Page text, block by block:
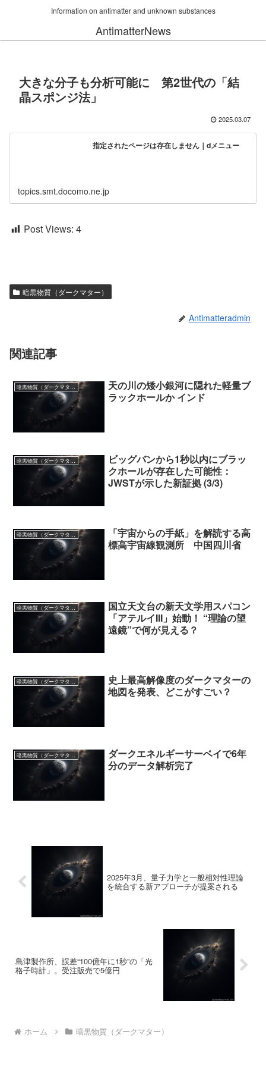
Information on antimatter and unknown substances
AntimatterNews
大きな分子も分析可能に 第2世代の「結
晶スポンジ法」
2025.03.07
指定されたページは存在しません｜dメニュー
topics.smt.docomo.ne.jp
Post Views: 4
暗黒物質（ダークマター）
Antimatteradmin
関連記事
暗黒物質（ダークマター）
天の川の矮小銀河に隠れた軽量ブ
ラックホールか インド
暗黒物質（ダークマター）
ビッグバンから1秒以内にブラッ
クホールが存在した可能性：
JWSTが示した新証拠 (3/3)
暗黒物質（ダークマター）
「宇宙からの手紙」を解読する高
標高宇宙線観測所 中国四川省
暗黒物質（ダークマター）
国立天文台の新天文学用スパコン
「アテルイIII」始動！ “理論の望
遠鏡”で何が見える？
暗黒物質（ダークマター）
史上最高解像度のダークマターの
地図を発表、どこがすごい？
暗黒物質（ダークマター）
ダークエネルギーサーベイで6年
分のデータ解析完了
2025年3月、量子力学と一般相対性理論
を統合する新アプローチが提案される
島津製作所、誤差“100億年に1秒”の「光
格子時計」。受注販売で5億円
ホーム 暗黒物質（ダークマター）